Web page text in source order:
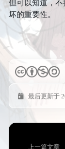
但可以知道，
坏的重要性。
最后更新于
上一篇文章